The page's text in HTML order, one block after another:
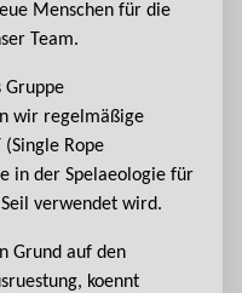
Menschen für die
Team.
Gruppe
wir regelmäßige
(Single Rope
in der Spelaeologie für
verwendet wird.
Grund auf den
koennt